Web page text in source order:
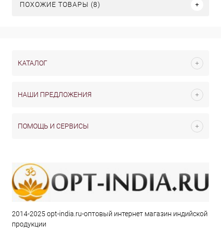
ПОХОЖИЕ ТОВАРЫ (8)
КАТАЛОГ
НАШИ ПРЕДЛОЖЕНИЯ
ПОМОЩЬ И СЕРВИСЫ
2014-2025 opt-india.ru-оптовый интернет магазин индийской
продукции